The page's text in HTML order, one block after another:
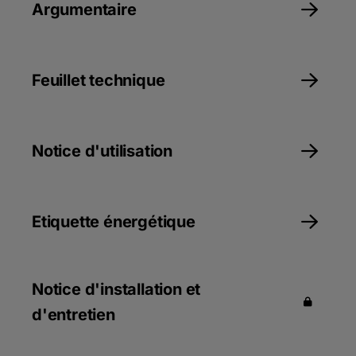
Raccordement ventouse ou cheminée
Brûleur gaz à pré mélange en inox avec surface
Livrée avec purgeur automatique et siphon
permet la gestion de 3 circuits chauffage, d’un
circuit ECS et d’une cascade
Argumentaire
Feuillet technique
Notice d'utilisation
Etiquette énergétique
Notice d'installation et
d'entretien